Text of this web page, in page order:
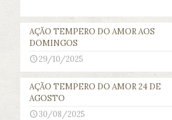
AÇÃO TEMPERO DO AMOR AOS
DOMINGOS
29/10/2025
AÇÃO TEMPERO DO AMOR 24 DE
AGOSTO
30/08/2025